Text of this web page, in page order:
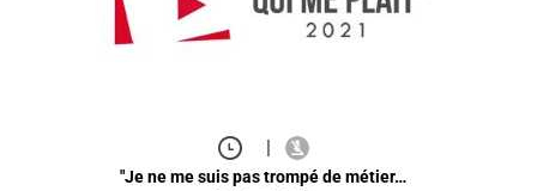
|
"Je ne me suis pas trompé de métier…